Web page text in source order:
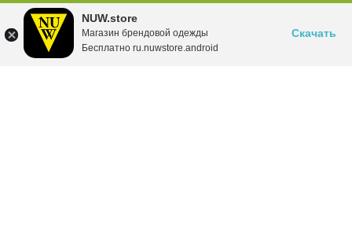
NUW.store
Магазин брендовой одежды
Бесплатно ru.nuwstore.android
Скачать